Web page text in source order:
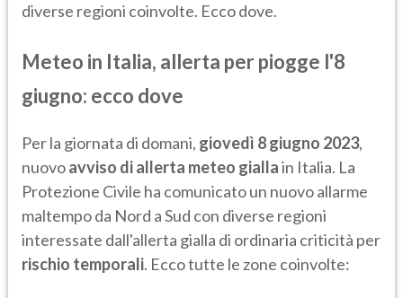
diverse regioni coinvolte. Ecco dove.
Meteo in Italia, allerta per piogge l'8
giugno: ecco dove
Per la giornata di domani, giovedì 8 giugno 2023,
nuovoavviso di allerta meteo giallain Italia. La
Protezione Civile ha comunicato un nuovo allarme
maltempo da Nord a Sud con diverse regioni
interessate dall'allerta gialla di ordinaria criticità per
rischio temporali. Ecco tutte le zone coinvolte: